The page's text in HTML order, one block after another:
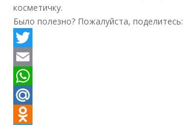
косметичку.
Было полезно? Пожалуйста, поделитесь:
Twitter
Email
WhatsApp
Mail.Ru